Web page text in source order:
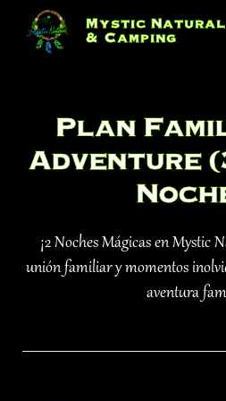
Skip
content
Mystic Natural
& Camping
Plan
Adventure
¡2 Noches Mágicas en Mystic
unión familiar y momentos
aventura